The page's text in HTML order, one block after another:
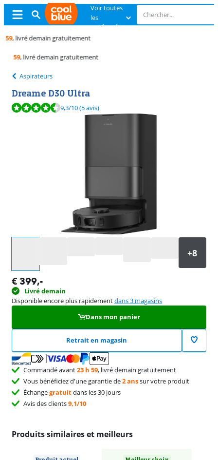
Voir toutes
les
catégories
Aspirateurs
Dreame D30 Ultra
La note est de 9,3 sur 10, basée sur 5 avis.
9,3/10(5 avis)
€ 399,-
Livré demain
Disponible encore plus rapidementdans 3 magasins
Dans mon panier
Retrait en magasin
Commandé avant23 h 59, livré demain gratuitement
Vous bénéficiez d'une garantie de2 anssur votre produit
Échangegratuitdans les 30 jours
Avis des clients9,1/10
Produits similaires et meilleurs